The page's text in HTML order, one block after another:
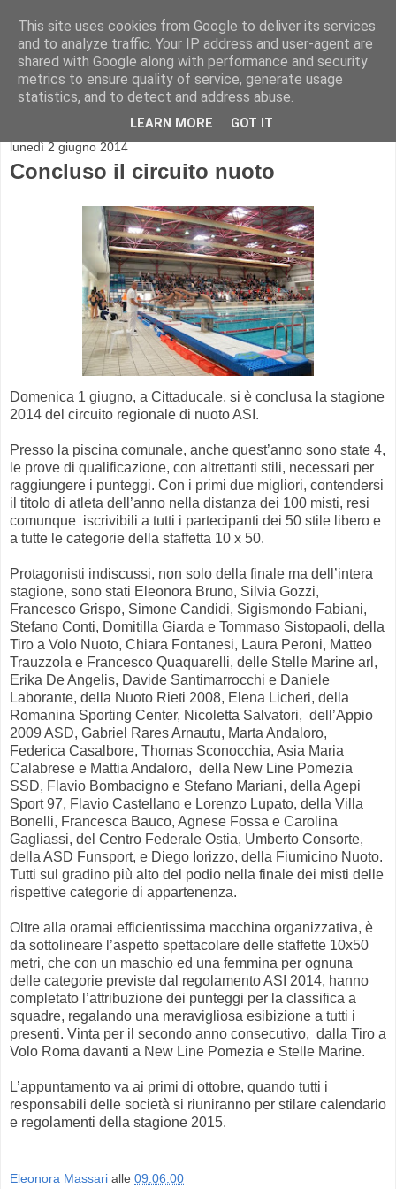
lunedì 2 giugno 2014
Concluso il circuito nuoto
Domenica 1 giugno, a Cittaducale, si è conclusa la stagione
2014 del circuito regionale di nuoto ASI.
Presso la piscina comunale, anche quest’anno sono state 4,
le prove di qualificazione, con altrettanti stili, necessari per
raggiungere i punteggi. Con i primi due migliori, contendersi
il titolo di atleta dell’anno nella distanza dei 100 misti, resi
comunque iscrivibili a tutti i partecipanti dei 50 stile libero e
a tutte le categorie della staffetta 10 x 50.
Protagonisti indiscussi, non solo della finale ma dell’intera
stagione, sono stati Eleonora Bruno, Silvia Gozzi,
Francesco Grispo, Simone Candidi, Sigismondo Fabiani,
Stefano Conti, Domitilla Giarda e Tommaso Sistopaoli, della
Tiro a Volo Nuoto, Chiara Fontanesi, Laura Peroni, Matteo
Trauzzola e Francesco Quaquarelli, delle Stelle Marine arl,
Erika De Angelis, Davide Santimarrocchi e Daniele
Laborante, della Nuoto Rieti 2008, Elena Licheri, della
Romanina Sporting Center, Nicoletta Salvatori, dell’Appio
2009 ASD, Gabriel Rares Arnautu, Marta Andaloro,
Federica Casalbore, Thomas Sconocchia, Asia Maria
Calabrese e Mattia Andaloro, della New Line Pomezia
SSD, Flavio Bombacigno e Stefano Mariani, della Agepi
Sport 97, Flavio Castellano e Lorenzo Lupato, della Villa
Bonelli, Francesca Bauco, Agnese Fossa e Carolina
Gagliassi, del Centro Federale Ostia, Umberto Consorte,
della ASD Funsport, e Diego Iorizzo, della Fiumicino Nuoto.
Tutti sul gradino più alto del podio nella finale dei misti delle
rispettive categorie di appartenenza.
Oltre alla oramai efficientissima macchina organizzativa, è
da sottolineare l’aspetto spettacolare delle staffette 10x50
metri, che con un maschio ed una femmina per ognuna
delle categorie previste dal regolamento ASI 2014, hanno
completato l’attribuzione dei punteggi per la classifica a
squadre, regalando una meravigliosa esibizione a tutti i
presenti. Vinta per il secondo anno consecutivo, dalla Tiro a
Volo Roma davanti a New Line Pomezia e Stelle Marine.
L’appuntamento va ai primi di ottobre, quando tutti i
responsabili delle società si riuniranno per stilare calendario
e regolamenti della stagione 2015.
Eleonora Massari alle 09:06:00
This site uses cookies from Google to deliver its services
and to analyze traffic. Your IP address and user-agent are
shared with Google along with performance and security
metrics to ensure quality of service, generate usage
statistics, and to detect and address abuse.
LEARN MORE GOT IT